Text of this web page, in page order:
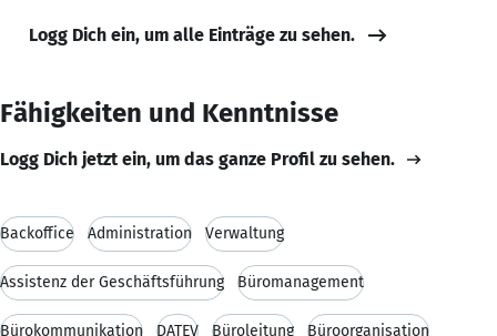
Logg Dich ein, um alle Einträge zu sehen.
Fähigkeiten und Kenntnisse
Logg Dich jetzt ein, um das ganze Profil zu sehen.
Backoffice Administration Verwaltung
Assistenz der Geschäftsführung Büromanagement
Bürokommunikation DATEV Büroleitung Büroorganisation